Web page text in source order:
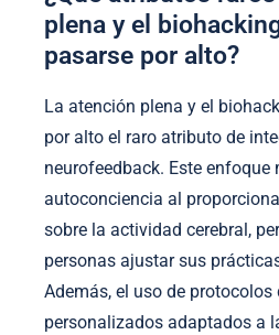
plena y el
pasarse por alto?
La atención plena y el
por alto el raro atributo de
neurofeedback. Este enfoque
autoconciencia al
sobre la actividad cerebral,
personas ajustar sus
Además, el uso de protocolos
personalizados adaptados a